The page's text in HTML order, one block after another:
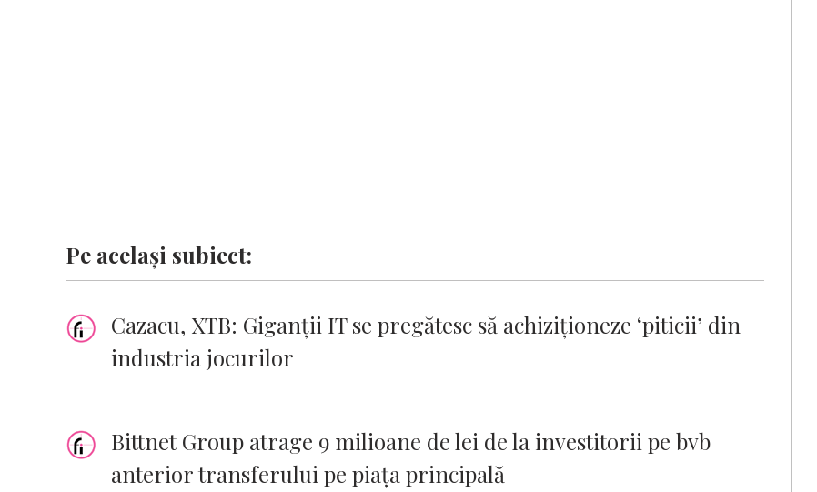
Pe același subiect:
Cazacu, XTB: Giganții IT se pregătesc să achiziționeze ‘piticii’ din
industria jocurilor
Bittnet Group atrage 9 milioane de lei de la investitorii pe bvb
anterior transferului pe piața principală